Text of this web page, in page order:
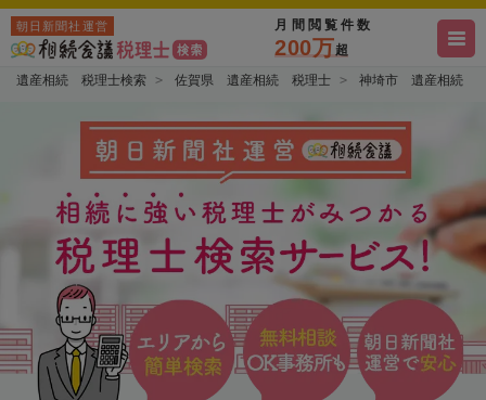
朝日新聞社運営 月間閲覧件数
200万超
遺産相続 税理士検索 佐賀県 遺産相続 税理士 神埼市 遺産相続